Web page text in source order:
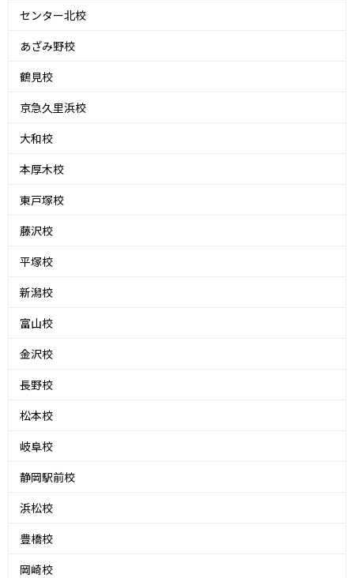
センター北校
あざみ野校
鶴見校
京急久里浜校
大和校
本厚木校
東戸塚校
藤沢校
平塚校
新潟校
富山校
金沢校
長野校
松本校
岐阜校
静岡駅前校
浜松校
豊橋校
岡崎校